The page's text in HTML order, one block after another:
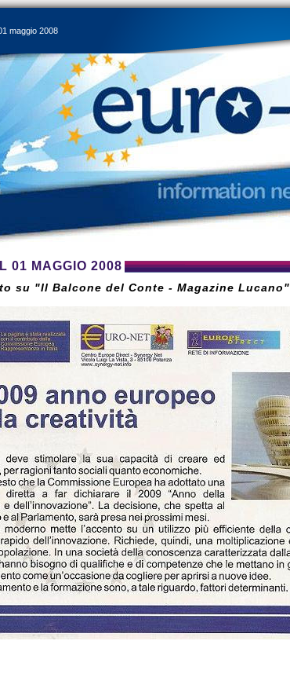
maggio 2008
01 MAGGIO 2008
su "Il Balcone del Conte - Magazine Lucano"